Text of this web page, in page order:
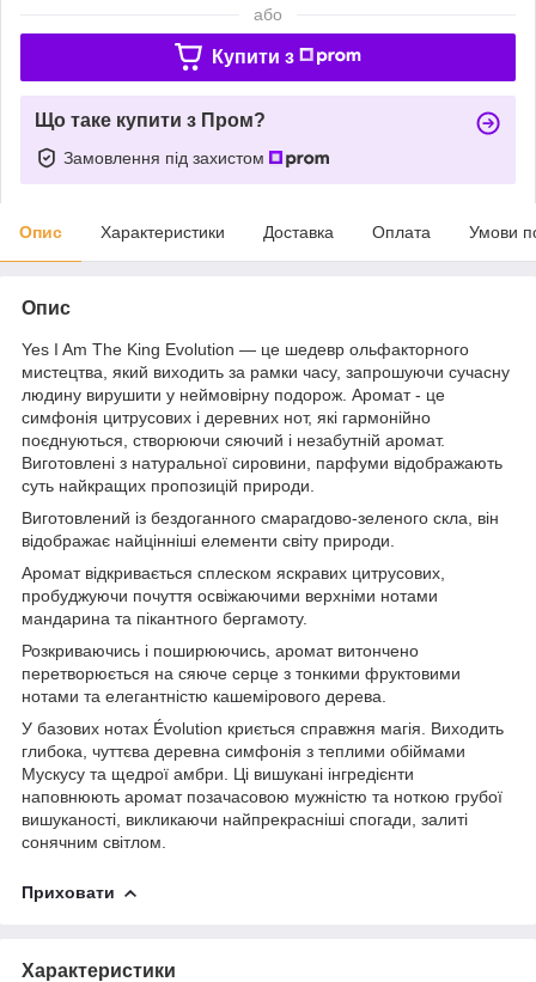
або
Купити з
Що таке купити з Пром?
Замовлення під захистом
Опис Характеристики Доставка Оплата Умови
Опис
Yes I Am The King Evolution — це шедевр ольфакторного
мистецтва, який виходить за рамки часу, запрошуючи сучасну
людину вирушити у неймовірну подорож. Аромат - це
симфонія цитрусових і деревних нот, які гармонійно
поєднуються, створюючи сяючий і незабутній аромат.
Виготовлені з натуральної сировини, парфуми відображають
суть найкращих пропозицій природи.
Виготовлений із бездоганного смарагдово-зеленого скла, він
відображає найцінніші елементи світу природи.
Аромат відкривається сплеском яскравих цитрусових,
пробуджуючи почуття освіжаючими верхніми нотами
мандарина та пікантного бергамоту.
Розкриваючись і поширюючись, аромат витончено
перетворюється на сяюче серце з тонкими фруктовими
нотами та елегантністю кашемірового дерева.
У базових нотах Évolution криється справжня магія. Виходить
глибока, чуттєва деревна симфонія з теплими обіймами
Мускусу та щедрої амбри. Ці вишукані інгредієнти
наповнюють аромат позачасовою мужністю та ноткою грубої
вишуканості, викликаючи найпрекрасніші спогади, залиті
сонячним світлом.
Приховати
Характеристики